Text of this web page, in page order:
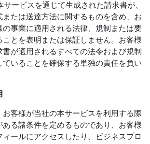
サービスを通じて生成された請求書が、
または送達方法に関するものを含め、お
の事業に適用される法律、規制または要
ことを表明または保証しません。お客様
書が適用されるすべての法令および規制
ていることを確保する単独の責任を負い
お客様が当社の本サービスを利用する際
ある諸条件を定めるものであり、お客様
ィールにアクセスしたり、ビジネスプロ